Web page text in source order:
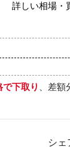
詳しい相場・
下取り 、差額
シェ